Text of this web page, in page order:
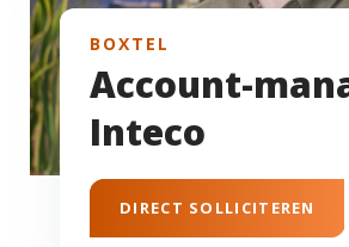
BOXTEL
Account-
Inteco
DIRECT SOLLICITEREN